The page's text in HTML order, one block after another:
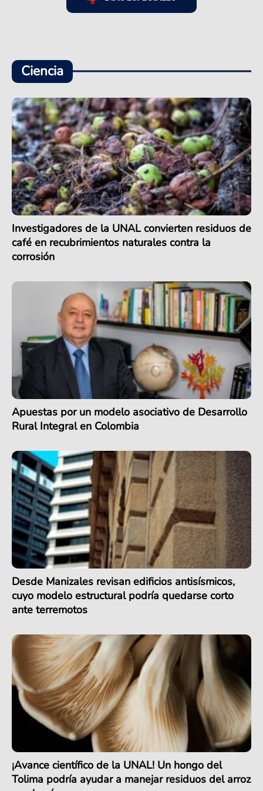
Ciencia
Investigadores de la UNAL convierten residuos de
café en recubrimientos naturales contra la
corrosión
Apuestas por un modelo asociativo de Desarrollo
Rural Integral en Colombia
Desde Manizales revisan edificios antisísmicos,
cuyo modelo estructural podría quedarse corto
ante terremotos
¡Avance científico de la UNAL! Un hongo del
Tolima podría ayudar a manejar residuos del arroz